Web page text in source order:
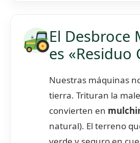
El Desbroce
es «Residuo
Nuestras máquinas
tierra. Trituran la
convierten en
natural). El terreno